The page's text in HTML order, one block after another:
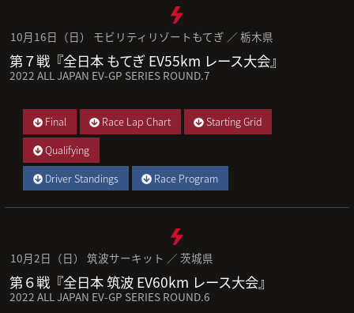
10月16日（日） モビリティリゾートもてぎ ／ 栃木県
第７戦『全日本 もてぎ EV55km レース大会』
2022 ALL JAPAN EV-GP SERIES ROUND.7
Final Race Lap Chart
Starting Grid
Qualifying
Driver Standings
Race Program
10月2日（日） 筑波サーキット ／ 茨城県
第６戦『全日本 筑波 EV60km レース大会』
2022 ALL JAPAN EV-GP SERIES ROUND.6